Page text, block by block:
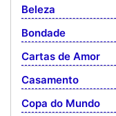
Beleza
Bondade
Cartas de Amor
Casamento
Copa do Mundo